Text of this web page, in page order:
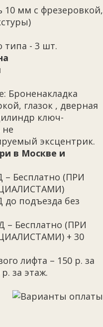
10 мм с фрезеровкой,
типа - 3 шт.
Броненакладка
глазок , дверная
ключ-
не
эксцентрик.
в Москве и
– Бесплатно (ПРИ
до подъезда без
– Бесплатно (ПРИ
+ 30
лифта – 150 р. за
за этаж.